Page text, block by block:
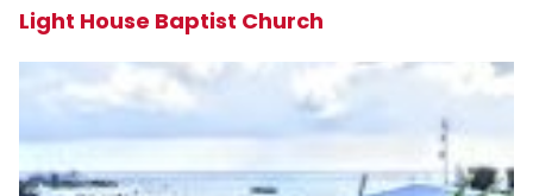
Light House Baptist Church